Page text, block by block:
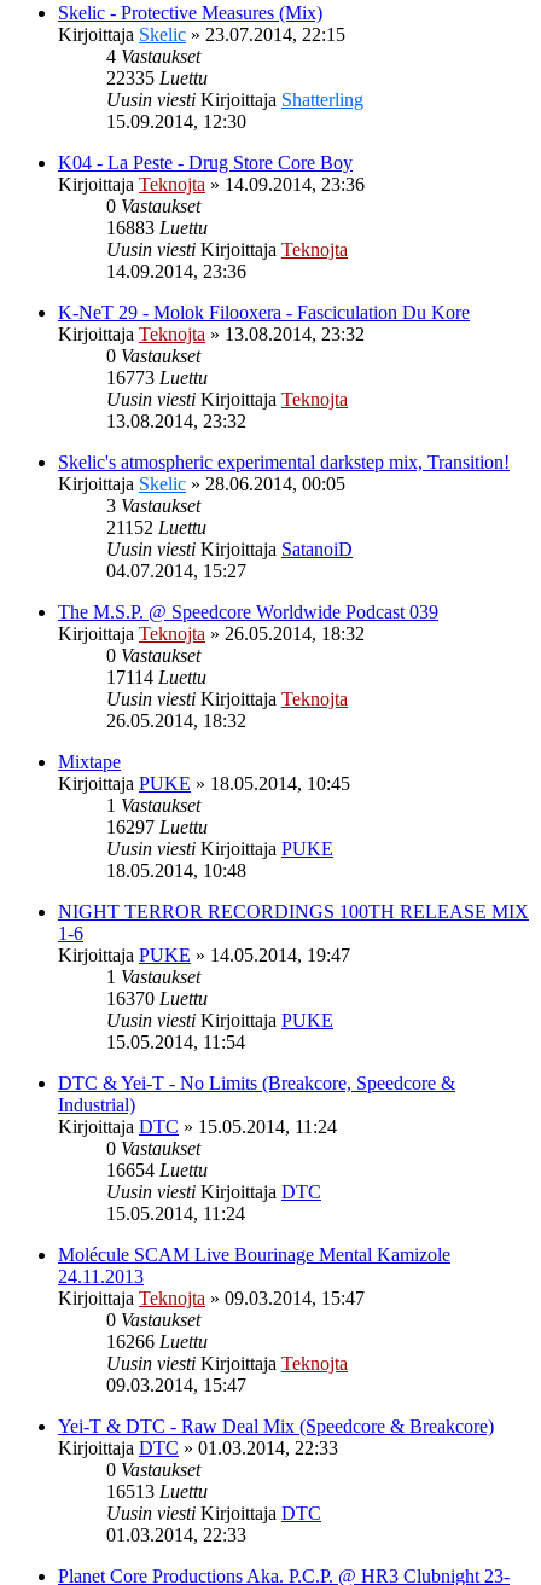
Skelic - Protective Measures (Mix)
Kirjoittaja Skelic » 23.07.2014, 22:15
4 Vastaukset
22335 Luettu
Uusin viesti Kirjoittaja Shatterling
15.09.2014, 12:30
K04 - La Peste - Drug Store Core Boy
Kirjoittaja Teknojta » 14.09.2014, 23:36
0 Vastaukset
16883 Luettu
Uusin viesti Kirjoittaja Teknojta
14.09.2014, 23:36
K-NeT 29 - Molok Filooxera - Fasciculation Du Kore
Kirjoittaja Teknojta » 13.08.2014, 23:32
0 Vastaukset
16773 Luettu
Uusin viesti Kirjoittaja Teknojta
13.08.2014, 23:32
Skelic's atmospheric experimental darkstep mix, Transition!
Kirjoittaja Skelic » 28.06.2014, 00:05
3 Vastaukset
21152 Luettu
Uusin viesti Kirjoittaja SatanoiD
04.07.2014, 15:27
The M.S.P. @ Speedcore Worldwide Podcast 039
Kirjoittaja Teknojta » 26.05.2014, 18:32
0 Vastaukset
17114 Luettu
Uusin viesti Kirjoittaja Teknojta
26.05.2014, 18:32
Mixtape
Kirjoittaja PUKE » 18.05.2014, 10:45
1 Vastaukset
16297 Luettu
Uusin viesti Kirjoittaja PUKE
18.05.2014, 10:48
NIGHT TERROR RECORDINGS 100TH RELEASE MIX
1-6
Kirjoittaja PUKE » 14.05.2014, 19:47
1 Vastaukset
16370 Luettu
Uusin viesti Kirjoittaja PUKE
15.05.2014, 11:54
DTC & Yei-T - No Limits (Breakcore, Speedcore &
Industrial)
Kirjoittaja DTC » 15.05.2014, 11:24
0 Vastaukset
16654 Luettu
Uusin viesti Kirjoittaja DTC
15.05.2014, 11:24
Molécule SCAM Live Bourinage Mental Kamizole
24.11.2013
Kirjoittaja Teknojta » 09.03.2014, 15:47
0 Vastaukset
16266 Luettu
Uusin viesti Kirjoittaja Teknojta
09.03.2014, 15:47
Yei-T & DTC - Raw Deal Mix (Speedcore & Breakcore)
Kirjoittaja DTC » 01.03.2014, 22:33
0 Vastaukset
16513 Luettu
Uusin viesti Kirjoittaja DTC
01.03.2014, 22:33
Planet Core Productions Aka. P.C.P. @ HR3 Clubnight 23-